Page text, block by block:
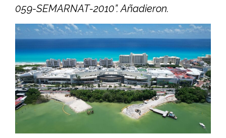
059-SEMARNAT-2010”. Añadieron.